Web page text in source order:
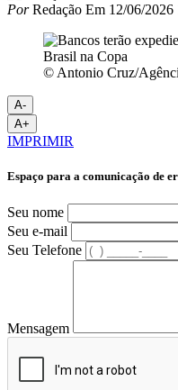
PorRedação Em 12/06/2026
© Antonio Cruz/
A-
A+
IMPRIMIR
Espaço para a comunicação de
Seu nome
Seu e-mail
Seu Telefone
Mensagem